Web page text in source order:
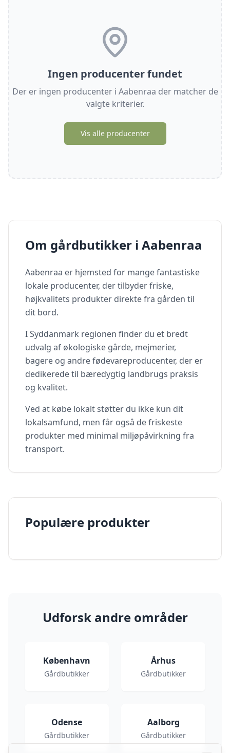
Ingen producenter fundet
Der er ingen producenter i Aabenraa der matcher de
valgte kriterier.
Vis alle producenter
Om gårdbutikker i Aabenraa
Aabenraa er hjemsted for mange fantastiske
lokale producenter, der tilbyder friske,
højkvalitets produkter direkte fra gården til
dit bord.
ISyddanmark regionen finder du et bredt
udvalg af økologiske gårde, mejmerier,
bagere og andre fødevareproducenter, der er
dedikerede til bæredygtig landbrugs praksis
og kvalitet.
Ved at købe lokalt støtter du ikke kun dit
lokalsamfund, men får også de friskeste
produkter med minimal miljøpåvirkning fra
transport.
Populære produkter
Udforsk andre områder
København
Gårdbutikker
Århus
Gårdbutikker
Odense
Gårdbutikker
Aalborg
Gårdbutikker